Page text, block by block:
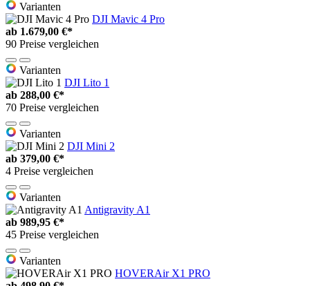
Varianten
DJI Mavic 4 Pro
ab 1.679,00 €*
90 Preise vergleichen
Varianten
DJI Lito 1
ab 288,00 €*
70 Preise vergleichen
Varianten
DJI Mini 2
ab 379,00 €*
4 Preise vergleichen
Varianten
Antigravity A1
ab 989,95 €*
45 Preise vergleichen
Varianten
HOVERAir X1 PRO